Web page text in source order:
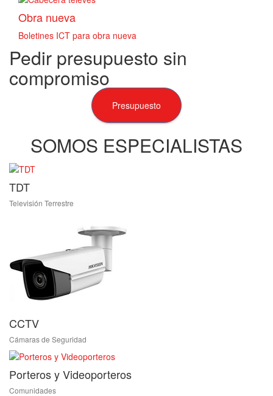
Obra nueva
Boletines ICT para obra nueva
Pedir presupuesto sin
compromiso
Presupuesto
SOMOS ESPECIALISTAS
TDT
Televisión Terrestre
CCTV
Cámaras de Seguridad
Porteros y Videoporteros
Comunidades